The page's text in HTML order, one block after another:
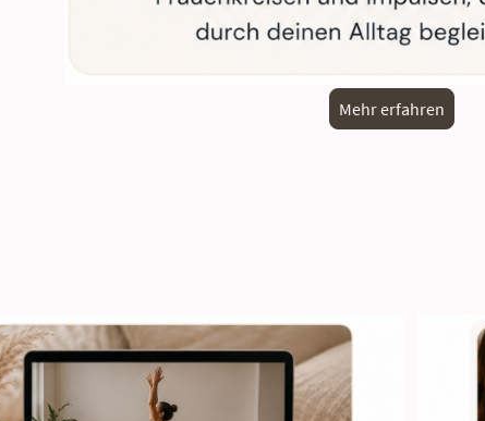
Mehr erfahren